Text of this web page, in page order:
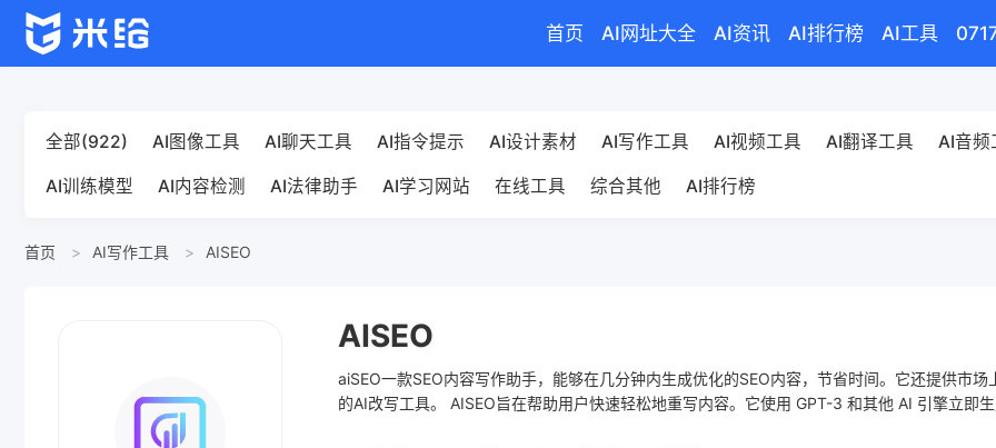
首页 AI网址大全 AI资讯 AI排行榜 AI工具
全部(922) AI图像工具 AI聊天工具 AI指令提示 AI设计素材 AI写作工具 AI视频工具 AI翻译工具 AI音频
AI训练模型 AI内容检测 AI法律助手 AI学习网站 在线工具 综合其他 AI排行榜
首页 AI写作工具 AISEO
AISEO
aiSEO一款SEO内容写作助手，能够在几分钟内生成优化的SEO内容，节省时间。它还提供市场
的AI改写工具。 AISEO旨在帮助用户快速轻松地重写内容。它使用 GPT-3 和其他 AI 引擎立即